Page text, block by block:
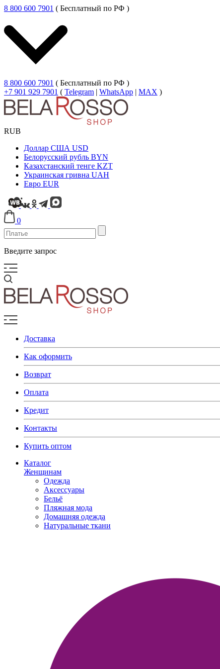
8 800 600 7901 ( Бесплатный по РФ )
8 800 600 7901 ( Бесплатный по РФ )
+7 901 929 7901 ( Telegram | WhatsApp | MAX )
RUB
Доллар США USD
Белорусский рубль BYN
Казахстанский тенге KZT
Украинская гривна UAH
Евро EUR
0
Введите запрос
Доставка
Как оформить
Возврат
Оплата
Кредит
Контакты
Купить оптом
Каталог
Женщинам
Одежда
Аксессуары
Бельё
Пляжная мода
Домашняя одежда
Натуральные ткани